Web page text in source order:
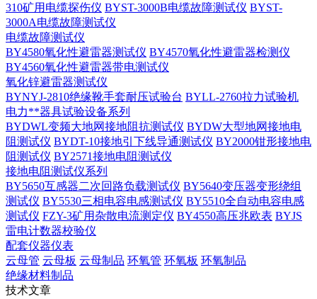
310矿用电缆探伤仪 BYST-3000B电缆故障测试仪 BYST-
3000A电缆故障测试仪
电缆故障测试仪
BY4580氧化性避雷器测试仪 BY4570氧化性避雷器检测仪
BY4560氧化性避雷器带电测试仪
氧化锌避雷器测试仪
BYNYJ-2810绝缘靴手套耐压试验台 BYLL-2760拉力试验机
电力**器具试验设备系列
BYDWL变频大地网接地阻抗测试仪 BYDW大型地网接地电
阻测试仪 BYDT-10接地引下线导通测试仪 BY2000钳形接地电
阻测试仪 BY2571接地电阻测试仪
接地电阻测试仪系列
BY5650互感器二次回路负载测试仪 BY5640变压器变形绕组
测试仪 BY5530三相电容电感测试仪 BY5510全自动电容电感
测试仪 FZY-3矿用杂散电流测定仪 BY4550高压兆欧表 BYJS
雷电计数器校验仪
配套仪器仪表
云母管 云母板 云母制品 环氧管 环氧板 环氧制品
绝缘材料制品
技术文章